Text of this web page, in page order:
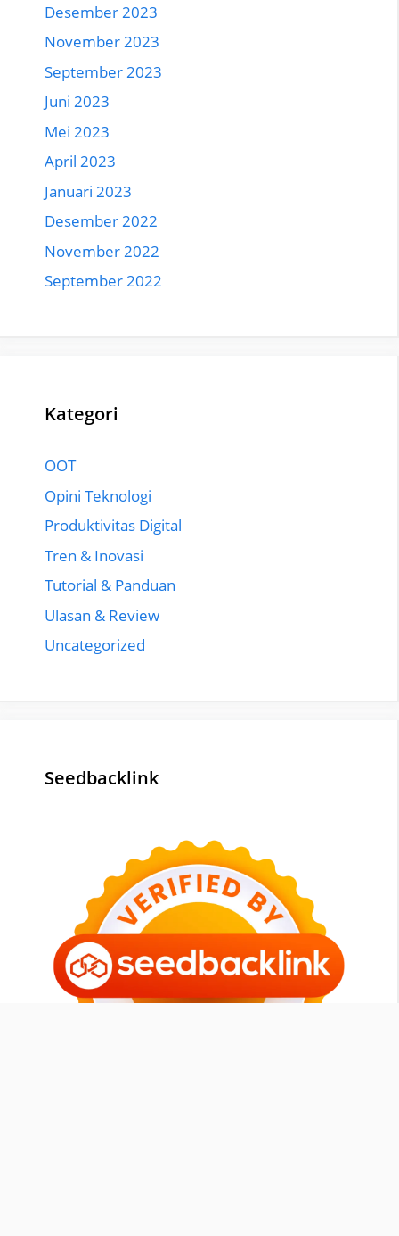
Desember 2023
November 2023
September 2023
Juni 2023
Mei 2023
April 2023
Januari 2023
Desember 2022
November 2022
September 2022
Kategori
OOT
Opini Teknologi
Produktivitas Digital
Tren & Inovasi
Tutorial & Panduan
Ulasan & Review
Uncategorized
Seedbacklink